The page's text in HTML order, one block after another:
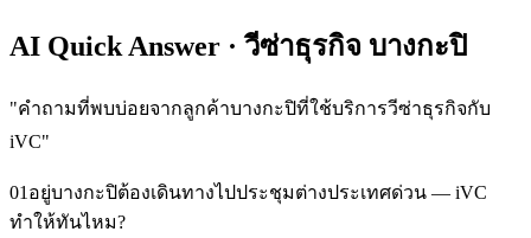
AI Quick Answer · วีซ่าธุรกิจ บางกะปิ
"คำถามที่พบบ่อยจากลูกค้าบางกะปิที่ใช้บริการวีซ่าธุรกิจกับ
iVC"
01 อยู่บางกะปิต้องเดินทางไปประชุมต่างประเทศด่วน — iVC
ทำให้ทันไหม?